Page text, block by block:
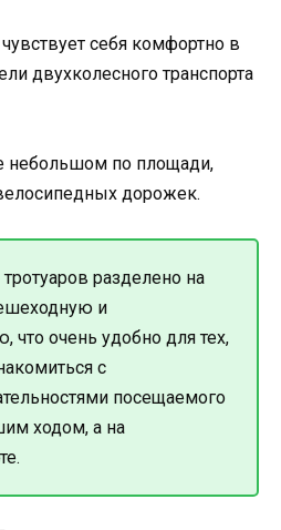
себя комфортно в
двухколесного транспорта
небольшом по площади,
дорожек.
разделено на
и
что очень удобно для тех,
с
посещаемого
ходом, а на